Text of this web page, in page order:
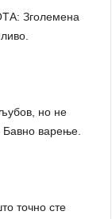
Зголемена
но не
Бавно варење.
точно сте